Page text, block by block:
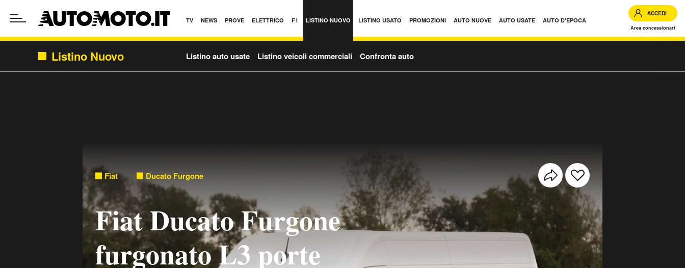
TV NEWS PROVE ELETTRICO F1 LISTINO NUOVO LISTINO USATO PROMOZIONI AUTO NUOVE AUTO USATE AUTO D'EPOCA
ACCEDI
Area concessionari
Listino Nuovo Listino auto usate Listino veicoli commerciali Confronta auto
Fiat Ducato Furgone
Fiat Ducato Furgone
furgonato L3 porte